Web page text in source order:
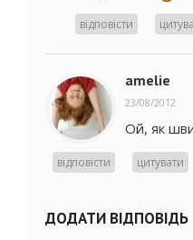
відповісти
amelie
23/08/2012
Ой, як
відповісти цитувати
ДОДАТИ ВІДПОВІДЬ